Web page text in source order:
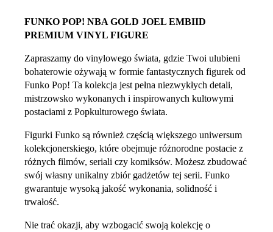
FUNKO POP! NBA GOLD JOEL EMBIID
PREMIUM VINYL FIGURE
Zapraszamy do vinylowego świata, gdzie Twoi ulubieni
bohaterowie ożywają w formie fantastycznych figurek od
Funko Pop! Ta kolekcja jest pełna niezwykłych detali,
mistrzowsko wykonanych i inspirowanych kultowymi
postaciami z Popkulturowego świata.
Figurki Funko są również częścią większego uniwersum
kolekcjonerskiego, które obejmuje różnorodne postacie z
różnych filmów, seriali czy komiksów. Możesz zbudować
swój własny unikalny zbiór gadżetów tej serii. Funko
gwarantuje wysoką jakość wykonania, solidność i
trwałość.
Nie trać okazji, aby wzbogacić swoją kolekcję o